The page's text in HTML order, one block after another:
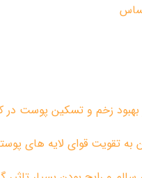
بهبود زخم و تسکین پوست
تقویت قوای لایه های